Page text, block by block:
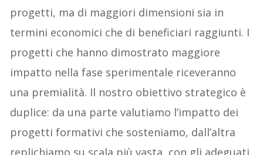
progetti, ma di maggiori dimensioni sia in
termini economici che di beneficiari raggiunti. I
progetti che hanno dimostrato maggiore
impatto nella fase sperimentale riceveranno
una premialità. Il nostro obiettivo strategico è
duplice: da una parte valutiamo l’impatto dei
progetti formativi che sosteniamo, dall’altra
replichiamo su scala più vasta, con gli adeguati